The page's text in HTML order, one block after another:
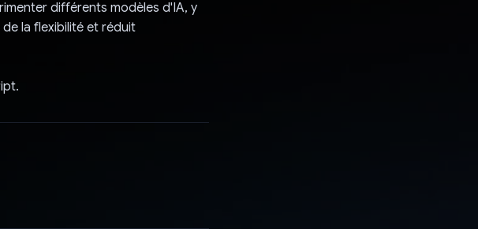
différents modèles d'IA, y
la flexibilité et réduit